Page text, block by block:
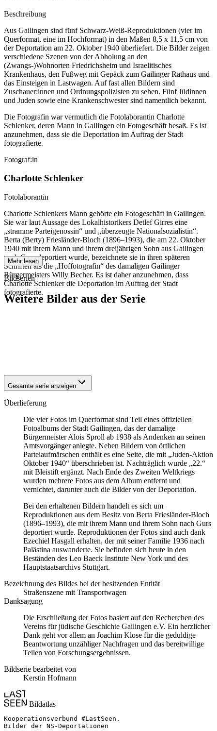
Beschreibung
Aus Gailingen sind fünf Schwarz-Weiß-Reproduktionen (vier im
Querformat, eine im Hochformat) in den Maßen 8,5 x 11,5 cm von
der Deportation am 22. Oktober 1940 überliefert. Die Bilder zeigen
verschiedene Szenen von der Abholung an den
(Zwangs-)Wohnorten Friedrichsheim und Israelitisches
Krankenhaus, den Fußweg mit Gepäck zum Gailinger Rathaus und
das Einsteigen in Lastwagen. Auf fast allen Bildern sind
Zuschauer:innen und Ordnungspolizisten zu sehen. Fünf Jüdinnen
und Juden sowie eine Krankenschwester sind namentlich bekannt.
Die Fotografin war vermutlich die Fotolaborantin Charlotte
Schlenker, deren Mann in Gailingen ein Fotogeschäft besaß. Es ist
anzunehmen, dass sie die Deportation im Auftrag der Stadt
fotografierte.
Fotograf:in
Charlotte Schlenker
Fotolaborantin
Charlotte Schlenkers Mann gehörte ein Fotogeschäft in Gailingen.
Sie war laut Aussage des Lokalhistorikers Detlef Girres eine
„stramme Parteigenossin“ und „überzeugte Nationalsozialistin“.
Berta (Berty) Friesländer-Bloch (1896–1993), die am 22. Oktober
1940 mit ihrem Mann und ihrem dreijährigen Sohn aus Gailingen
nach Gurs deportiert wurde, bezeichnete sie in ihren späteren
Schriften als die „Hoffotografin“ des damaligen Gailinger
Bürgermeisters Willy Becher. Es ist daher anzunehmen, dass
Charlotte Schlenker die Deportation im Auftrag der Stadt
fotografierte.
Mehr lesen
Bildserien
Weitere Bilder aus der Serie
Gesamte serie anzeigen
Überlieferung
Die vier Fotos im Querformat sind Teil eines offiziellen
Fotoalbums der Stadt Gailingen, das der damalige
Bürgermeister Alois Sproll ab 1938 als Andenken an seinen
Amtsvorgänger anlegte. Neben Bildern von örtlichen
Parteiaufmärschen enthält es eine Seite, die mit „Juden-Aktion
Oktober 1940“ überschrieben ist. Nachträglich wurde „22.“
mit Bleistift ergänzt. Nach Ende des Zweiten Weltkriegs
wurden mehrere Fotos aus dem Album entfernt und
vernichtet, darunter auch die Bilder von der Deportation.
Bei den erhaltenen Bildern handelt es sich um
Reproduktionen aus dem Besitz von Berta Friesländer-Bloch
(1896–1993), die mit ihrem Mann und ihrem Sohn nach Gurs
deportiert wurde. Reproduktionen der Fotos sind auch dank
Ezechiel Hasgall erhalten, der mit seiner Familie 1936 nach
Palästina auswanderte. Sie befinden sich heute in den
Beständen des Leo Baeck Institute New York und des
Hauptstaatsarchivs Stuttgart.
Bezeichnung des Bildes bei der besitzenden Entität
Straßenszene mit Transportwagen
Danksagung
Die Erschließung der Fotos basiert auf den Recherchen des
Vereins für jüdische Geschichte Gailingen e.V. Ein herzlicher
Dank geht vor allem an Joachim Klose für die geduldige
Beantwortung unzähliger Nachfragen und das bereitwillige
Teilen von Forschungsergebnissen.
Bildserie bearbeitet von
Kerstin Hofmann
Bildatlas
Kooperationsverbund #LastSeen.
Bilder der NS-Deportationen